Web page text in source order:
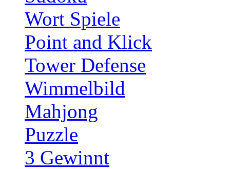
Wort Spiele
Point and Klick
Tower Defense
Wimmelbild
Mahjong
Puzzle
3 Gewinnt